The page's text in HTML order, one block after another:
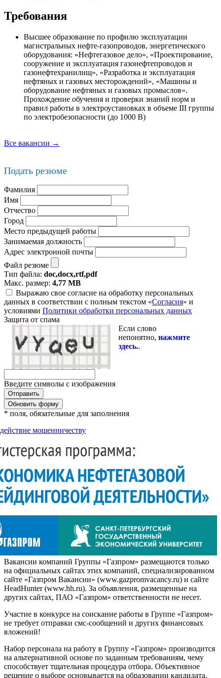
Требования
Высшее образование по профилю эксплуатации
магистральных нефте-газопроводов, энергетического
оборудования: «Нефтегазовое дело», «Проектирование,
сооружение и эксплуатация газонефтепроводов и
газонефтехранилищ», «Разработка и эксплуатация
нефтяных и газовых месторождений», «Машины и
оборудование нефтяных и газовых промыслов».
Прохождение обучения и проверки знаний норм и
правил работы в электроустановках в объеме III группы
по электробезопасности (до 1000 В)
Все вакансии →
Подать резюме
Фамилия
Имя
Отчество
Город
Место предыдущей работы
Занимаемая должность
Адрес электронной почты
Файл резюме
Тип файла: doc,docx,rtf,pdf
Макс. размер: 4,77 MB
Выражаю свое согласие на обработку персональных
данных в соответствии с полным текстом «Согласия» и
условиями Политики обработки персональных данных
Защита от спама
Если слово
непонятно, нажмите
здесь..
Введите символы с изображения
Обновить форму
* поля, обязательные для заполнения
мошенничеству
Вакансии компаний Группы «Газпром» размещаются только
на официальных сайтах этих компаний, специализированном
сайте «Газпром Вакансии» (www.gazpromvacancy.ru) и сайте
HeadHunter (www.hh.ru). За объявления, размещенные на
других сайтах, ПАО «Газпром» ответственности не несет.
Участие в конкурсе на соискание работы в Группе «Газпром»
не требует отправки смс-сообщений и других финансовых
вложений!
Набор персонала на работу в Группу «Газпром» производится
на альтернативной основе по заданным требованиям, чему
способствует тщательная процедура отбора. Объективное
решение о выборе основывается на образовании кандидата,